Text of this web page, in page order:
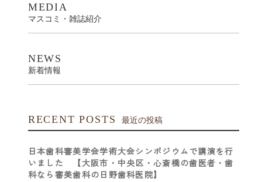
MEDIA
マスコミ・雑誌紹介
NEWS
新着情報
RECENT POSTS 最近の投稿
日本歯科審美学会学術大会シンポジウムで講演を行
いました 【大阪市・中央区・心斎橋の歯医者・歯
科なら審美歯科の日野歯科医院】